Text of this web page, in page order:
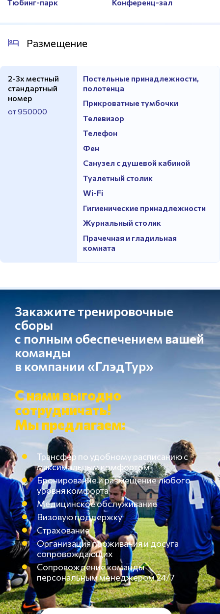
Тюбинг-парк Конференц-зал
Размещение
2-3х местный
стандартный
номер
от 950000
Постельные принадлежности,
полотенца
Прикроватные тумбочки
Телевизор
Телефон
Фен
Санузел с душевой кабиной
Туалетный столик
Wi-Fi
Гигиенические принадлежности
Журнальный столик
Прачечная и гладильная
комната
Закажите тренировочные
сборы
с полным обеспечением вашей
команды
в компании «ГлэдТур»
С нами выгодно
сотрудничать!
Мы предлагаем:
Трансфер по удобному расписанию с
максимальным комфортом
Бронирование и размещение любого
уровня комфорта
Медицинское обслуживание
Визовую поддержку
Страхование
Организация проживания и досуга
сопровождающих
Сопровождение команды
персональным менеджером 24/7